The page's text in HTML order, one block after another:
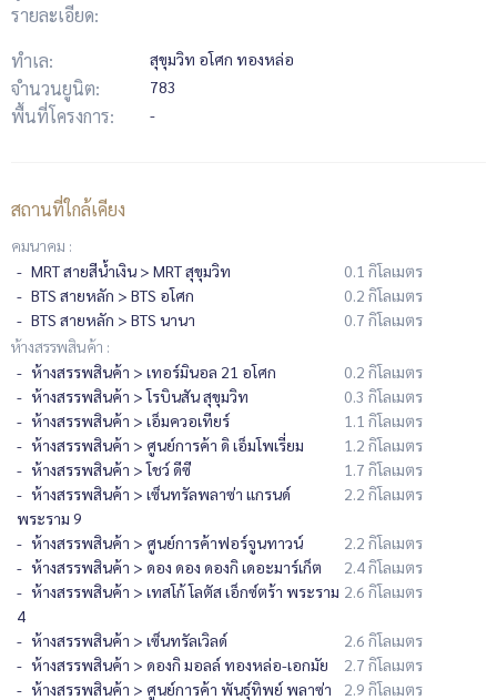
รายละเอียด:
ทำเล:
สุขุมวิท อโศก ทองหล่อ
จำนวนยูนิต: 783
พื้นที่โครงการ: -
สถานที่ใกล้เคียง
คมนาคม :
MRT สายสีน้ำเงิน > MRT สุขุมวิท
0.1 กิโลเมตร
BTS สายหลัก > BTS อโศก
0.2 กิโลเมตร
BTS สายหลัก > BTS นานา
0.7 กิโลเมตร
ห้างสรรพสินค้า :
ห้างสรรพสินค้า > เทอร์มินอล 21 อโศก
0.2 กิโลเมตร
ห้างสรรพสินค้า > โรบินสัน สุขุมวิท
0.3 กิโลเมตร
ห้างสรรพสินค้า > เอ็มควอเทียร์
1.1 กิโลเมตร
ห้างสรรพสินค้า > ศูนย์การค้า ดิ เอ็มโพเรี่ยม
1.2 กิโลเมตร
ห้างสรรพสินค้า > โชว์ ดีซี
1.7 กิโลเมตร
ห้างสรรพสินค้า > เซ็นทรัลพลาซ่า แกรนด์
พระราม 9
2.2 กิโลเมตร
ห้างสรรพสินค้า > ศูนย์การค้าฟอร์จูนทาวน์
2.2 กิโลเมตร
ห้างสรรพสินค้า > ดอง ดอง ดองกิ เดอะมาร์เก็ต
2.4 กิโลเมตร
ห้างสรรพสินค้า > เทสโก้ โลตัส เอ็กซ์ตร้า พระราม
4
2.6 กิโลเมตร
ห้างสรรพสินค้า > เซ็นทรัลเวิลด์
2.6 กิโลเมตร
ห้างสรรพสินค้า > ดองกิ มอลล์ ทองหล่อ-เอกมัย
2.7 กิโลเมตร
ห้างสรรพสินค้า > ศูนย์การค้า พันธุ์ทิพย์ พลาซ่า
2.9 กิโลเมตร